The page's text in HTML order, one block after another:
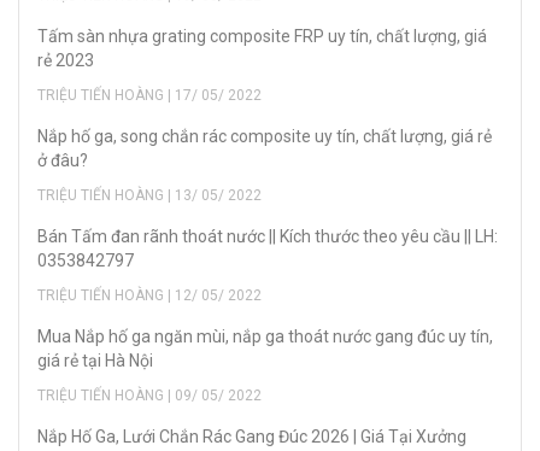
Tấm sàn nhựa grating composite FRP uy tín, chất lượng, giá
rẻ 2023
TRIỆU TIẾN HOÀNG | 17/ 05/ 2022
Nắp hố ga, song chắn rác composite uy tín, chất lượng, giá rẻ
ở đâu?
TRIỆU TIẾN HOÀNG | 13/ 05/ 2022
Bán Tấm đan rãnh thoát nước || Kích thước theo yêu cầu || LH:
0353842797
TRIỆU TIẾN HOÀNG | 12/ 05/ 2022
Mua Nắp hố ga ngăn mùi, nắp ga thoát nước gang đúc uy tín,
giá rẻ tại Hà Nội
TRIỆU TIẾN HOÀNG | 09/ 05/ 2022
Nắp Hố Ga, Lưới Chắn Rác Gang Đúc 2026 | Giá Tại Xưởng